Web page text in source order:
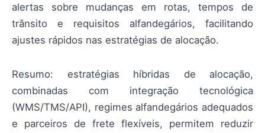
alertas sobre mudanças em rotas, tempos de
trânsito e requisitos alfandegários, facilitando
ajustes rápidos nas estratégias de alocação.
Resumo: estratégias híbridas de alocação,
combinadas com integração tecnológica
(WMS/TMS/API), regimes alfandegários adequados
e parceiros de frete flexíveis, permitem reduzir